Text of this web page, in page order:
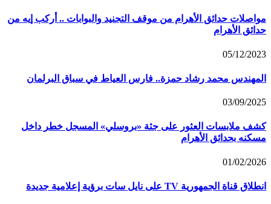
مواصلات حدائق الأهرام من موقف التجنيد والبوابات .. أركب إيه من
حدائق الأهرام
05/12/2023
المهندس محمد رشاد حمزة.. فارس العياط في سباق البرلمان
03/09/2025
كشف ملابسات العثور على جثة «بروسلي» المسجل خطر داخل
مسكنه بحدائق الأهرام
01/02/2026
انطلاق قناة الجمهورية TV على نايل سات برؤية إعلامية جديدة